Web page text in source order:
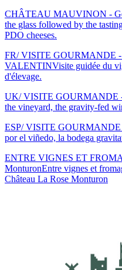
CHÂTEAU MAUVINON -
the glass followed by the
PDO cheeses.
FR/ VISITE GOURMANDE
VALENTINVisite guidée du
d'élevage.
UK/ VISITE GOURMANDE
the vineyard, the gravity-fed
ESP/ VISITE
por el viñedo, la bodega
ENTRE VIGNES ET
MonturonEntre vignes et
Château La Rose Monturon